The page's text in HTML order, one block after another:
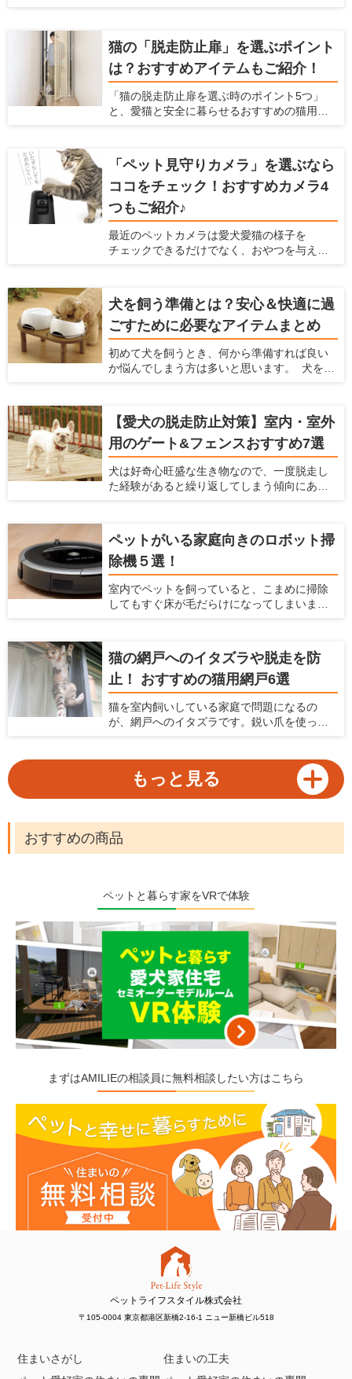
隙間をつくらない」「空気の流れをつくる」
の2点。電気代の節約にも。
猫の「脱走防止扉」を選ぶポイント
は？おすすめアイテムもご紹介！
「猫の脱走防止扉を選ぶ時のポイント5つ」
と、愛猫と安全に暮らせるおすすめの猫用脱
「ペット見守りカメラ」を選ぶなら
ココをチェック！おすすめカメラ4
つもご紹介♪
最近のペットカメラは愛犬愛猫の様子を
チェックできるだけでなく、おやつを与えら
す。たくさんのメーカー、種類がズラリ並ん
でいて、どれを選んで良いか迷ってしまいま
すよね。 そこで今回は、ペットカメラを選ぶ
ときのポイント5つと、おすすめのペットカメ
ラ4つをご紹介いたします
犬を飼う準備とは？安心＆快適に過
ごすために必要なアイテムまとめ
初めて犬を飼うとき、何から準備すれば良い
か悩んでしまう方は多いと思います。 犬を飼
使うものなので、犬を飼う前に準備しておく
と慌てずに済みます。ケガや事故防止に、床
滑り対策や、ゲートの設置についても考えて
おくべきです。 この記事では、初めて犬を飼
う方におすすめのアイテムを紹介するととも
に、犬を飼う前にできる室内環境の準備につ
【愛犬の脱走防止対策】室内・室外
用のゲート&フェンスおすすめ7選
犬は好奇心旺盛な生き物なので、一度脱走し
た経験があると繰り返してしまう傾向にあり
しましょう。この記事では、脱走防止を考え
るポイントと、使い勝手の良いアイテムをま
とめて紹介します。
ペットがいる家庭向きのロボット掃
除機５選！
室内でペットを飼っていると、こまめに掃除
してもすぐ床が毛だらけになってしまいま
ボット掃除機がおすすめ。ロボット掃除機が1
台あれば、毎日の家事負担を軽減できます。
近年ロボット掃除機は高性能化が著しく、各
メーカーからさまざまなモデルがラインナッ
プされています。本記事ではロボット掃除機
の選び方とおすすめの機種をご紹介します。
猫の網戸へのイタズラや脱走を防
止！ おすすめの猫用網戸6選
猫を室内飼いしている家庭で問題になるの
が、網戸へのイタズラです。鋭い爪を使って
だけでなく、猫が脱走してしまう危険性を考
えると、網戸問題は猫を飼っている家庭に
とって早急に対処したい問題。猫を飼ってい
止に役立つ対策と、猫がいても安心して使え
る網戸を紹介します。
もっと見る
おすすめの商品
ペットと暮らす家をVRで体験
まずはAMILIEの相談員に無料相談したい方はこちら
ペットライフスタイル株式会社
〒105-0004 東京都港区新橋2-16-1 ニュー新橋ビル518
住まいさがし
住まいの工夫